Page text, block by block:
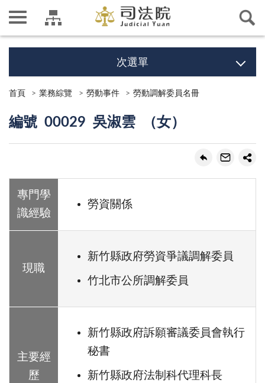
次選單
首頁 業務綜覽 勞動事件 勞動調解委員名冊
編號 00029 吳淑雲 （女）
專門學
識經驗
勞資關係
現職
新竹縣政府勞資爭議調解委員
竹北市公所調解委員
主要經
歷
新竹縣政府訴願審議委員會執行
秘書
新竹縣政府法制科代理科長